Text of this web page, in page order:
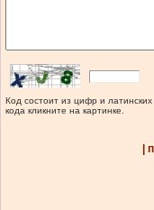
Код состоит из цифр и
кода кликните на картинке.
|